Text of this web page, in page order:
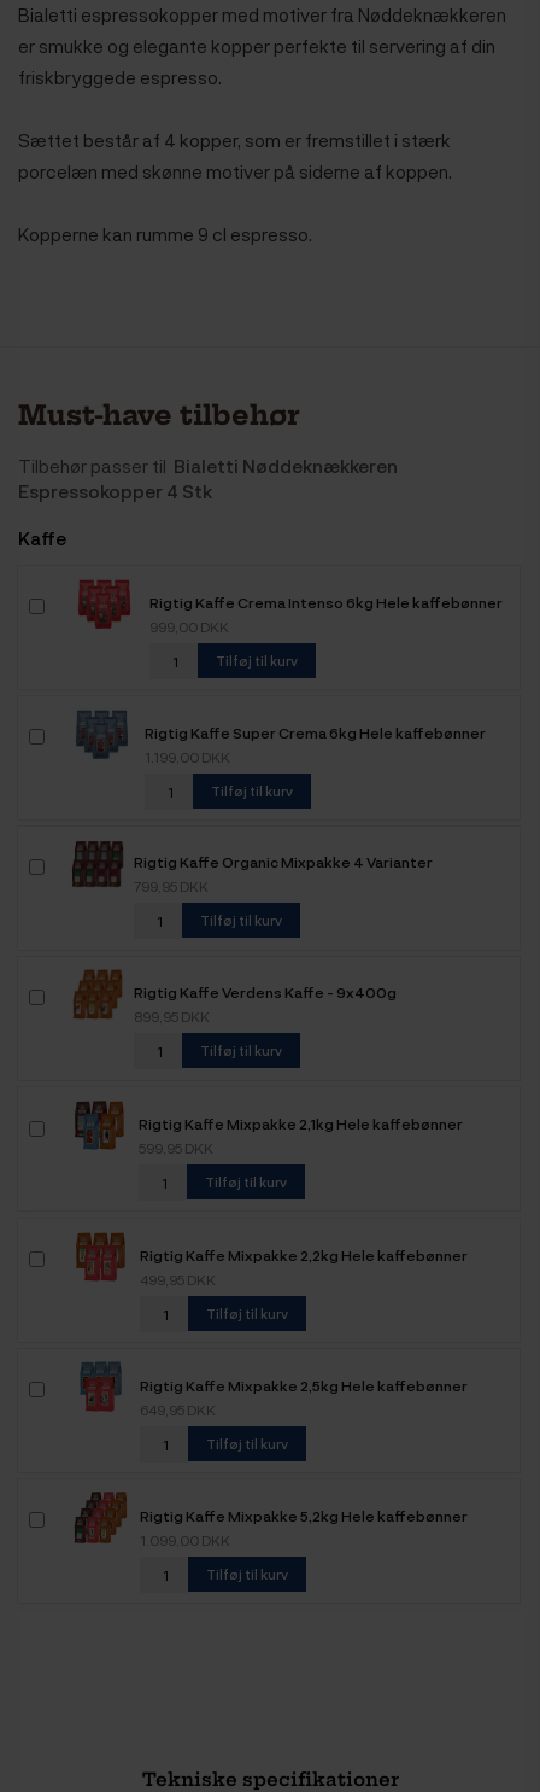
Bialetti espressokopper med motiver fra Nøddeknækkeren
er smukke og elegante kopper perfekte til servering af din
friskbryggede espresso.
Sættet består af 4 kopper, som er fremstillet i stærk
porcelæn med skønne motiver på siderne af koppen.
Kopperne kan rumme 9 cl espresso.
Must-have tilbehør
Tilbehør passer til Bialetti Nøddeknækkeren
Espressokopper 4 Stk
Kaffe
Rigtig Kaffe Crema Intenso 6kg Hele kaffebønner
999,00 DKK
Tilføj til kurv
Rigtig Kaffe Super Crema 6kg Hele kaffebønner
1.199,00 DKK
Tilføj til kurv
Rigtig Kaffe Organic Mixpakke 4 Varianter
799,95 DKK
Tilføj til kurv
Rigtig Kaffe Verdens Kaffe - 9x400g
899,95 DKK
Tilføj til kurv
Rigtig Kaffe Mixpakke 2,1kg Hele kaffebønner
599,95 DKK
Tilføj til kurv
Rigtig Kaffe Mixpakke 2,2kg Hele kaffebønner
499,95 DKK
Tilføj til kurv
Rigtig Kaffe Mixpakke 2,5kg Hele kaffebønner
649,95 DKK
Tilføj til kurv
Rigtig Kaffe Mixpakke 5,2kg Hele kaffebønner
1.099,00 DKK
Tilføj til kurv
Tekniske specifikationer